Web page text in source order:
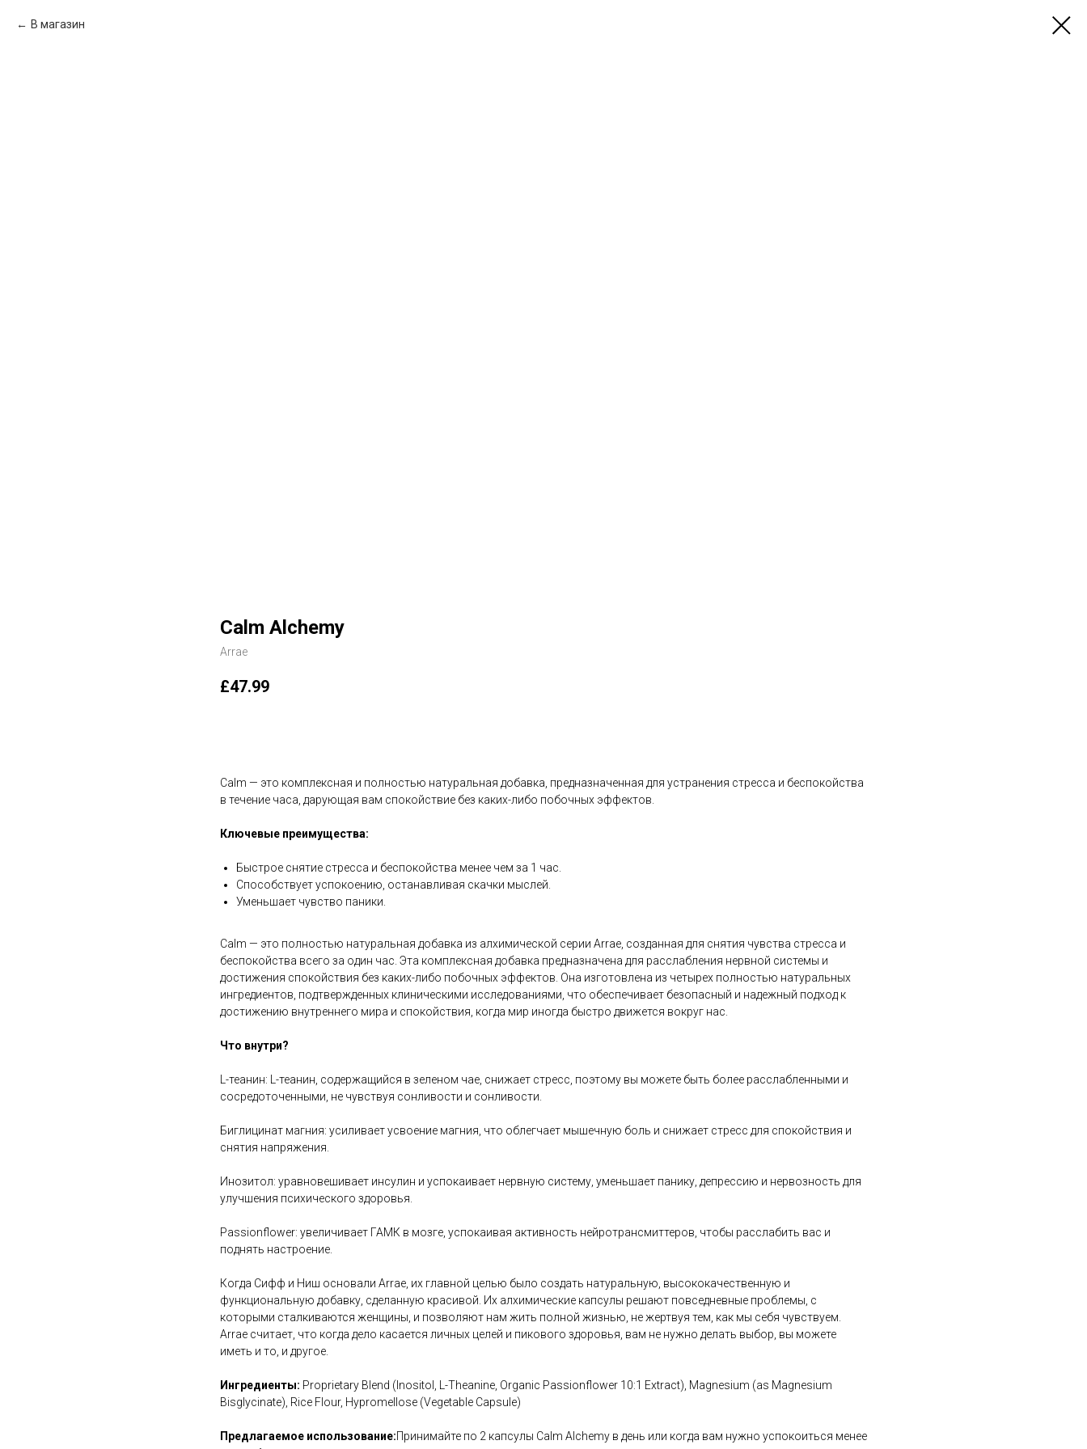
В магазин
Calm Alchemy
Arrae
£47.99
Calm — это комплексная и полностью натуральная добавка, предназначенная для устранения стресса и беспокойства
в течение часа, дарующая вам спокойствие без каких-либо побочных эффектов.
Ключевые преимущества:
Быстрое снятие стресса и беспокойства менее чем за 1 час.
Способствует успокоению, останавливая скачки мыслей.
Уменьшает чувство паники.
Calm — это полностью натуральная добавка из алхимической серии Arrae, созданная для снятия чувства стресса и
беспокойства всего за один час. Эта комплексная добавка предназначена для расслабления нервной системы и
достижения спокойствия без каких-либо побочных эффектов. Она изготовлена ​​из четырех полностью натуральных
ингредиентов, подтвержденных клиническими исследованиями, что обеспечивает безопасный и надежный подход к
достижению внутреннего мира и спокойствия, когда мир иногда быстро движется вокруг нас.
Что внутри?
L-теанин: L-теанин, содержащийся в зеленом чае, снижает стресс, поэтому вы можете быть более расслабленными и
сосредоточенными, не чувствуя сонливости и сонливости.
Биглицинат магния: усиливает усвоение магния, что облегчает мышечную боль и снижает стресс для спокойствия и
снятия напряжения.
Инозитол: уравновешивает инсулин и успокаивает нервную систему, уменьшает панику, депрессию и нервозность для
улучшения психического здоровья.
Passionflower: увеличивает ГАМК в мозге, успокаивая активность нейротрансмиттеров, чтобы расслабить вас и
поднять настроение.
Когда Сифф и Ниш основали Arrae, их главной целью было создать натуральную, высококачественную и
функциональную добавку, сделанную красивой. Их алхимические капсулы решают повседневные проблемы, с
которыми сталкиваются женщины, и позволяют нам жить полной жизнью, не жертвуя тем, как мы себя чувствуем.
Arrae считает, что когда дело касается личных целей и пикового здоровья, вам не нужно делать выбор, вы можете
иметь и то, и другое.
Ингредиенты: Proprietary Blend (Inositol, L-Theanine, Organic Passionflower 10:1 Extract), Magnesium (as Magnesium
Bisglycinate), Rice Flour, Hypromellose (Vegetable Capsule)
Предлагаемое использование:Принимайте по 2 капсулы Calm Alchemy в день или когда вам нужно успокоиться менее